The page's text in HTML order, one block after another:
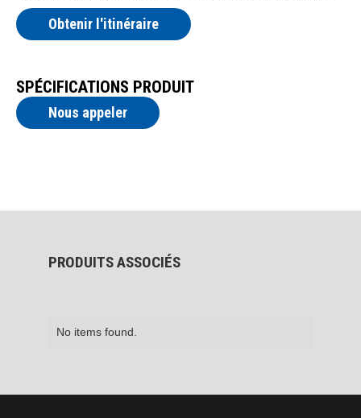
Obtenir l'itinéraire
SPÉCIFICATIONS PRODUIT
Nous appeler
PRODUITS ASSOCIÉS
No items found.